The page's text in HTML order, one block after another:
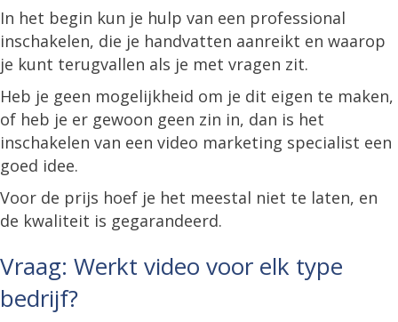
In het begin kun je hulp van een professional
inschakelen, die je handvatten aanreikt en waarop
je kunt terugvallen als je met vragen zit.
Heb je geen mogelijkheid om je dit eigen te maken,
of heb je er gewoon geen zin in, dan is het
inschakelen van een video marketing specialist een
goed idee.
Voor de prijs hoef je het meestal niet te laten, en
de kwaliteit is gegarandeerd.
Vraag: Werkt video voor elk type
bedrijf?